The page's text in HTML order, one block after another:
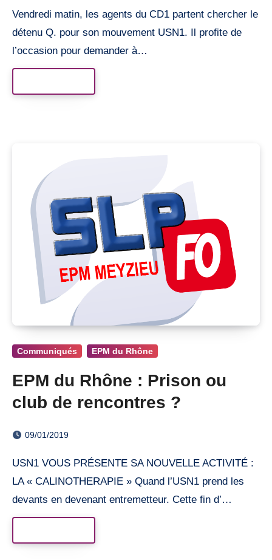
Vendredi matin, les agents du CD1 partent chercher le
détenu Q. pour son mouvement USN1. Il profite de
l’occasion pour demander à…
Communiqués EPM du Rhône
EPM du Rhône : Prison ou
club de rencontres ?
09/01/2019
USN1 VOUS PRÉSENTE SA NOUVELLE ACTIVITÉ :
LA « CALINOTHERAPIE » Quand l’USN1 prend les
devants en devenant entremetteur. Cette fin d’…